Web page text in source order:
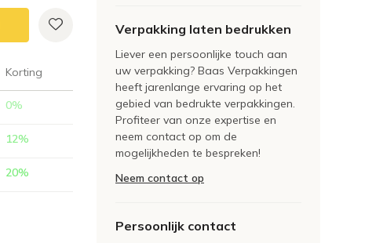
Korting
0%
12%
20%
Verpakking laten bedrukken
Liever een persoonlijke touch aan
uw verpakking? Baas Verpakkingen
heeft jarenlange ervaring op het
gebied van bedrukte verpakkingen.
Profiteer van onze expertise en
neem contact op om de
mogelijkheden te bespreken!
Neem contact op
Persoonlijk contact